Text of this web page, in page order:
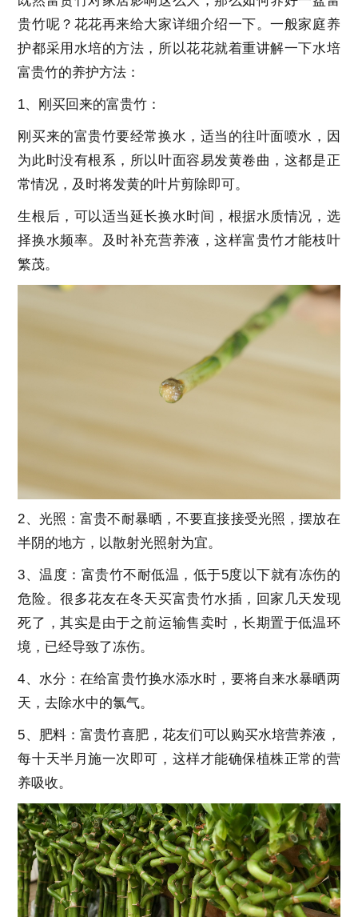
贵竹呢？花花再来给大家详细介绍一下。一般家庭养
护都采用水培的方法，所以花花就着重讲解一下水培
富贵竹的养护方法：
1、刚买回来的富贵竹：
刚买来的富贵竹要经常换水，适当的往叶面喷水，因
为此时没有根系，所以叶面容易发黄卷曲，这都是正
常情况，及时将发黄的叶片剪除即可。
生根后，可以适当延长换水时间，根据水质情况，选
择换水频率。及时补充营养液，这样富贵竹才能枝叶
繁茂。
2、光照：富贵不耐暴晒，不要直接接受光照，摆放在
半阴的地方，以散射光照射为宜。
3、温度：富贵竹不耐低温，低于5度以下就有冻伤的
危险。很多花友在冬天买富贵竹水插，回家几天发现
死了，其实是由于之前运输售卖时，长期置于低温环
境，已经导致了冻伤。
4、水分：在给富贵竹换水添水时，要将自来水暴晒两
天，去除水中的氯气。
5、肥料：富贵竹喜肥，花友们可以购买水培营养液，
每十天半月施一次即可，这样才能确保植株正常的营
养吸收。